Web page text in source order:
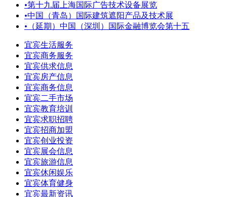
•第十九届上海国际广告技术设备展览
•中国（青岛）国际建筑遮阳产品及技术展
• （延期）中国（深圳）国际金融博览会第十五
宜宾生活服务
宜宾商务服务
宜宾供求信息
宜宾房产信息
宜宾商务信息
宜宾二手市场
宜宾教育培训
宜宾求职招聘
宜宾招商加盟
宜宾创业投资
宜宾展会信息
宜宾旅游信息
宜宾休闲娱乐
宜宾体育健身
宜宾最新资讯